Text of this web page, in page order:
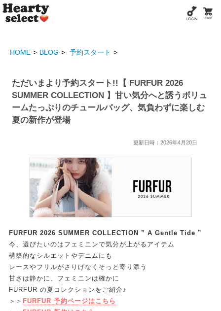
HOME BLOG 予約スタート
ただいまより予約スタート!!【 FURFUR 2026
SUMMER COLLECTION 】甘い気分へと誘うボリュ
ームたっぷりのチュールバッグ、気負わずに楽しむ
夏の新作が登場
更新日時：2026年4月20日
FURFUR 2026 SUMMER COLLECTION ” A Gentle Tide ”
今、選びたいのはフェミニンで気分が上がるアイテム
構築的なシルエットやデニムにも
レースやフリルがさりげなくそっと寄り添う
甘さは静かに、フェミニンは確かに
FURFUR の夏コレクションをご紹介♪
＞＞ FURFUR 予約ページはこちら